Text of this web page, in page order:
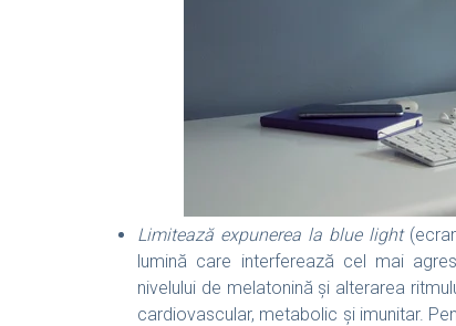
Limitează expunerea la blue light
lumină care interferează cel mai
nivelului de melatonină și alterarea
cardiovascular, metabolic și imunitar.